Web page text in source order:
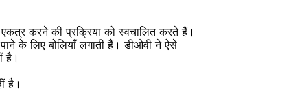
करने की प्रक्रिया को स्वचालित करते हैं।
के लिए बोलियाँ लगाती हैं। डीओवी ने ऐसे
है।
है।